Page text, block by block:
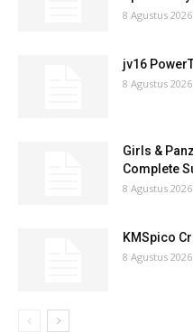
8 Agustus 2026
jv16
8 Agustus 2026
Girls &
Complete
8 Agustus 2026
KMSpico
8 Agustus 2026